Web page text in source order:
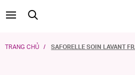
TRANG CHỦ SAFORELLE SOIN LAVANT